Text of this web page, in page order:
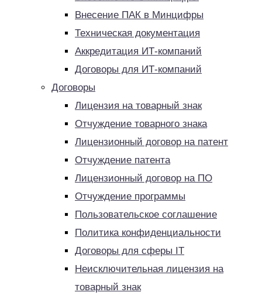
Внесение ПАК в Минцифры
Техническая документация
Аккредитация ИТ-компаний
Договоры для ИТ-компаний
Договоры
Лицензия на товарный знак
Отчуждение товарного знака
Лицензионный договор на патент
Отчуждение патента
Лицензионный договор на ПО
Отчуждение программы
Пользовательское соглашение
Политика конфиденциальности
Договоры для сферы IT
Неисключительная лицензия на
товарный знак